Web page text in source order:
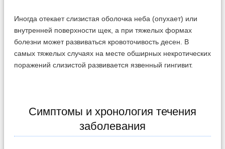
Иногда отекает слизистая оболочка неба (опухает) или
внутренней поверхности щек, а при тяжелых формах
болезни может развиваться кровоточивость десен. В
самых тяжелых случаях на месте обширных некротических
поражений слизистой развивается язвенный гингивит.
Симптомы и хронология течения
заболевания